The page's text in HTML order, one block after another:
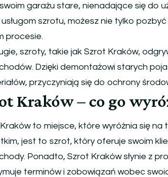
garażu stare, nienadające się do
usługom szrotu, możesz nie tylko
procesie.
szroty, takie jak Szrot Kraków,
Dzięki demontażowi starych
przyczyniają się do ochrony
Kraków – co go
to miejsce, które wyróżnia się na
jest to szrot, który oferuje swoim
Ponadto, Szrot Kraków słynie z
terminów i zobowiązań wobec